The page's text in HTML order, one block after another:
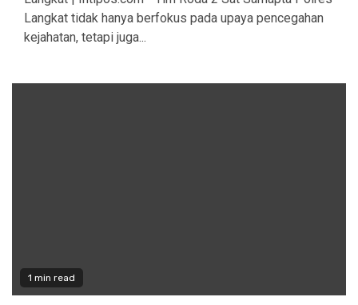
Langkat tidak hanya berfokus pada upaya pencegahan
kejahatan, tetapi juga...
1 min read